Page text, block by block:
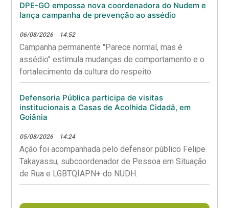
DPE-GO empossa nova coordenadora do Nudem e
lança campanha de prevenção ao assédio
06/08/2026 14:52
Campanha permanente "Parece normal, mas é
assédio" estimula mudanças de comportamento e o
fortalecimento da cultura do respeito.
Defensoria Pública participa de visitas
institucionais a Casas de Acolhida Cidadã, em
Goiânia
05/08/2026 14:24
Ação foi acompanhada pelo defensor público Felipe
Takayassu, subcoordenador de Pessoa em Situação
de Rua e LGBTQIAPN+ do NUDH.